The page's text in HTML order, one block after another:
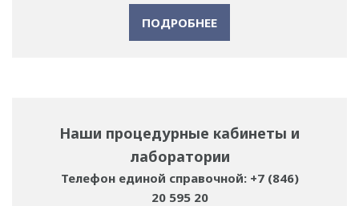
ПОДРОБНЕЕ
Наши процедурные кабинеты и
лаборатории
Телефон единой справочной: +7 (846)
20 595 20